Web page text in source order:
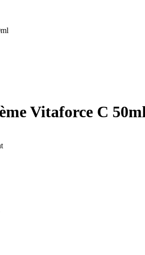
Vitaforce C